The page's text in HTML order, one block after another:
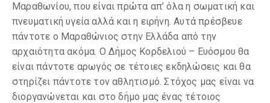
Μαραθωνίου, που είναι πρώτα απ’ όλα η σωματική και
πνευματική υγεία αλλά και η ειρήνη. Αυτά πρέσβευε
πάντοτε ο Μαραθώνιος στην Ελλάδα από την
αρχαιότητα ακόμα. Ο Δήμος Κορδελιού – Ευόσμου θα
είναι πάντοτε αρωγός σε τέτοιες εκδηλώσεις και θα
στηρίζει πάντοτε τον αθλητισμό. Στόχος μας είναι να
διοργανώνεται και στο δήμο μας ένας τέτοιος